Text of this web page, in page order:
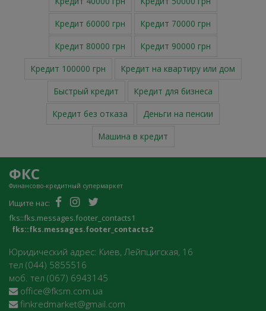
Кредит 60000 грн
Кредит 70000 грн
Кредит 80000 грн
Кредит 90000 грн
Кредит 100000 грн
Кредит на квартиру или дом
Быстрый кредит
Кредит для бизнеса
Кредит без отказа
Деньги на пенсии
Машина в кредит
ФКС
Финансово-кредитный супермаркет
Ищите нас:
fks::fks.messages.footer_contacts1
fks::fks.messages.footer_contacts2
Юридический адрес: Киев, Лейпцигская, 16
тел (044) 5855516
моб. тел (067) 6943145
office@fksm.com.ua
finkredmarket@gmail.com